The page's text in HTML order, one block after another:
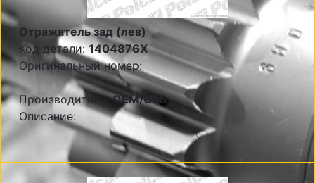
Отражатель зад (лев)
Код детали:1404876X
Оригинальный номер:
Производитель:OEM/OES
Описание: